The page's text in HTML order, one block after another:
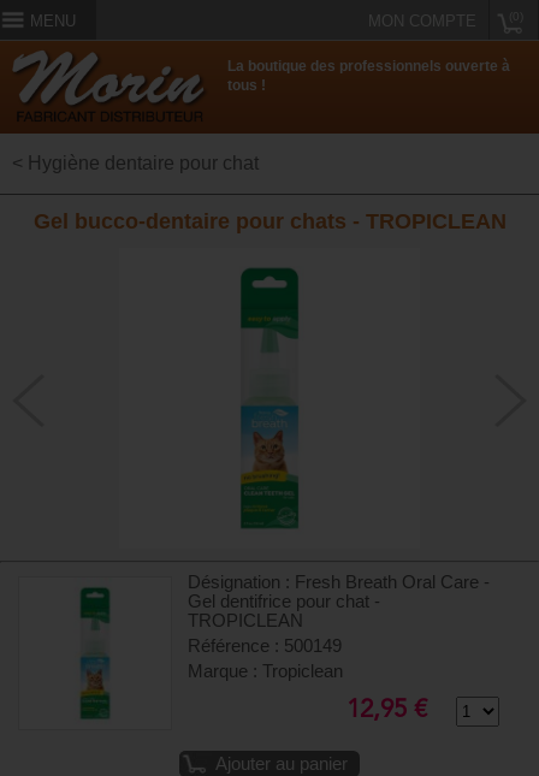
MENU MON COMPTE
La boutique des professionnels ouverte à
tous !
< Hygiène dentaire pour chat
Gel bucco-dentaire pour chats - TROPICLEAN
Désignation : Fresh Breath Oral Care -
Gel dentifrice pour chat -
TROPICLEAN
Référence : 500149
Marque : Tropiclean
12,95 €
Ajouter au panier